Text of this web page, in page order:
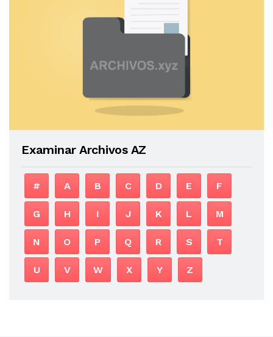
Examinar Archivos AZ
# A B C D E F
G H I J K L M
N O P Q R S T
U V W X Y Z